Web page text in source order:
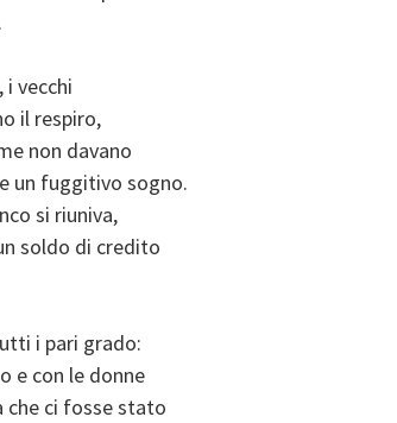
vecchi
il respiro,
non davano
un fuggitivo sogno.
si riuniva,
soldo di credito
i pari grado:
e con le donne
che ci fosse stato